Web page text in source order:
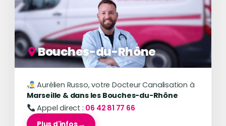
Bouches-du-Rhône
Aurélien Russo, votre Docteur Canalisation à
Marseille & dans les Bouches-du-Rhône
Appel direct : 06 42 81 77 66